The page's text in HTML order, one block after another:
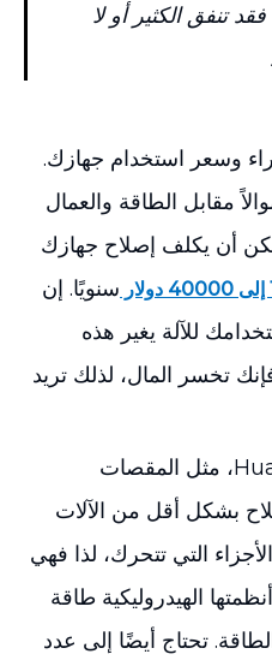
تنفق الكثير أو لا
وسعر استخدام جهازك.
مقابل الطاقة والعمال
في عام 2026، يمكن أن يكلف إصلاح جهازك
سنويًا. إن
للآلة يغير هذه
تخسر المال، لذلك تريد
الآلات الهيدروليكية Huanhong، مثل المقصات
بشكل أقل من الآلات
التي تتحرك، لذا فهي
الهيدروليكية طاقة
تحتاج أيضًا إلى عدد